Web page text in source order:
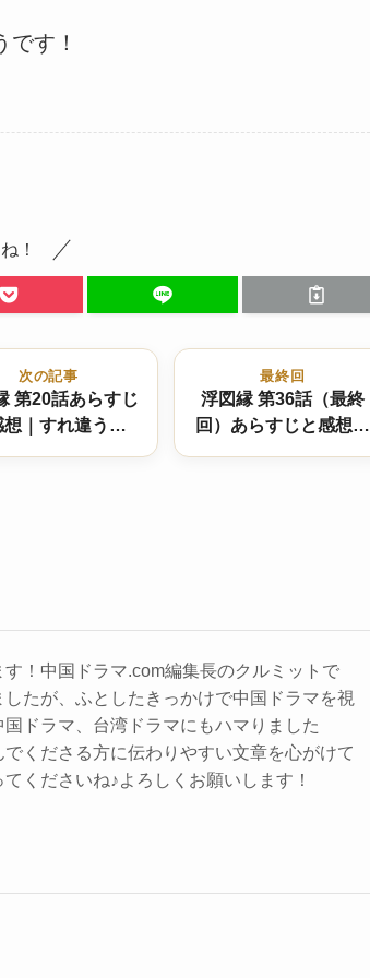
す！
！
次の記事
第20話あらすじ
想｜すれ違う正
最終回
浮図縁 第36話（最終
回）あらすじと感想｜
！中国ドラマ.com編集長のクルミットで
たが、ふとしたきっかけで中国ドラマを視
ドラマ、台湾ドラマにもハマりました
でくださる方に伝わりやすい文章を心がけて
くださいね♪よろしくお願いします！